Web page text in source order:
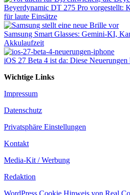
Beyerdynamic DT 275 Pro vorgestellt:
für laute Einsätze
Samsung Smart Glasses: Gemini-KI,
Akkulaufzeit
iOS 27 Beta 4 ist da: Diese
Wichtige Links
Impressum
Datenschutz
Privatsphäre Einstellungen
Kontakt
Media-Kit / Werbung
Redaktion
WordPress Cookie Hinweis von Real